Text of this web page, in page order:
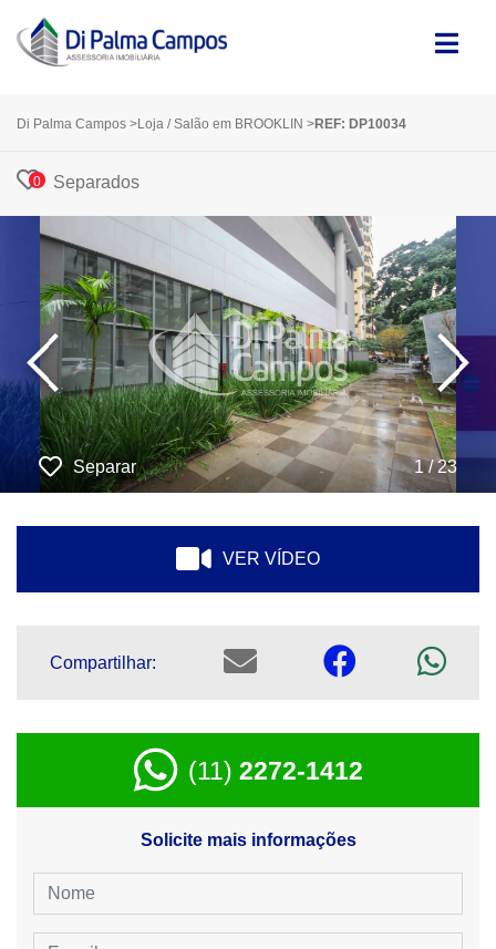
Di Palma Campos >Loja / Salão em BROOKLIN >REF: DP10034
0 Separados
‹ ›
Separar 1 / 23
VER VÍDEO
Compartilhar:
(11) 2272-1412
Solicite mais informações